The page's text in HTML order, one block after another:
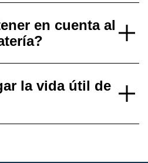
en cuenta al
la vida útil de